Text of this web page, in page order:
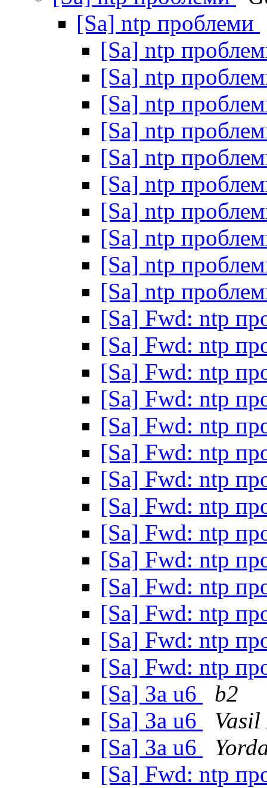
[Sa] ntp проблеми
[Sa] ntp
[Sa] ntp
[Sa] ntp
[Sa] ntp
[Sa] ntp
[Sa] ntp
[Sa] ntp
[Sa] ntp
[Sa] ntp
[Sa] ntp
[Sa] Fwd: ntp
[Sa] Fwd: ntp
[Sa] Fwd: ntp
[Sa] Fwd: ntp
[Sa] Fwd: ntp
[Sa] Fwd: ntp
[Sa] Fwd: ntp
[Sa] Fwd: ntp
[Sa] Fwd: ntp
[Sa] Fwd: ntp
[Sa] Fwd: ntp
[Sa] Fwd: ntp
[Sa] Fwd: ntp
[Sa] Fwd: ntp
[Sa] За u6
b2
[Sa] За u6
[Sa] За u6
[Sa] Fwd: ntp